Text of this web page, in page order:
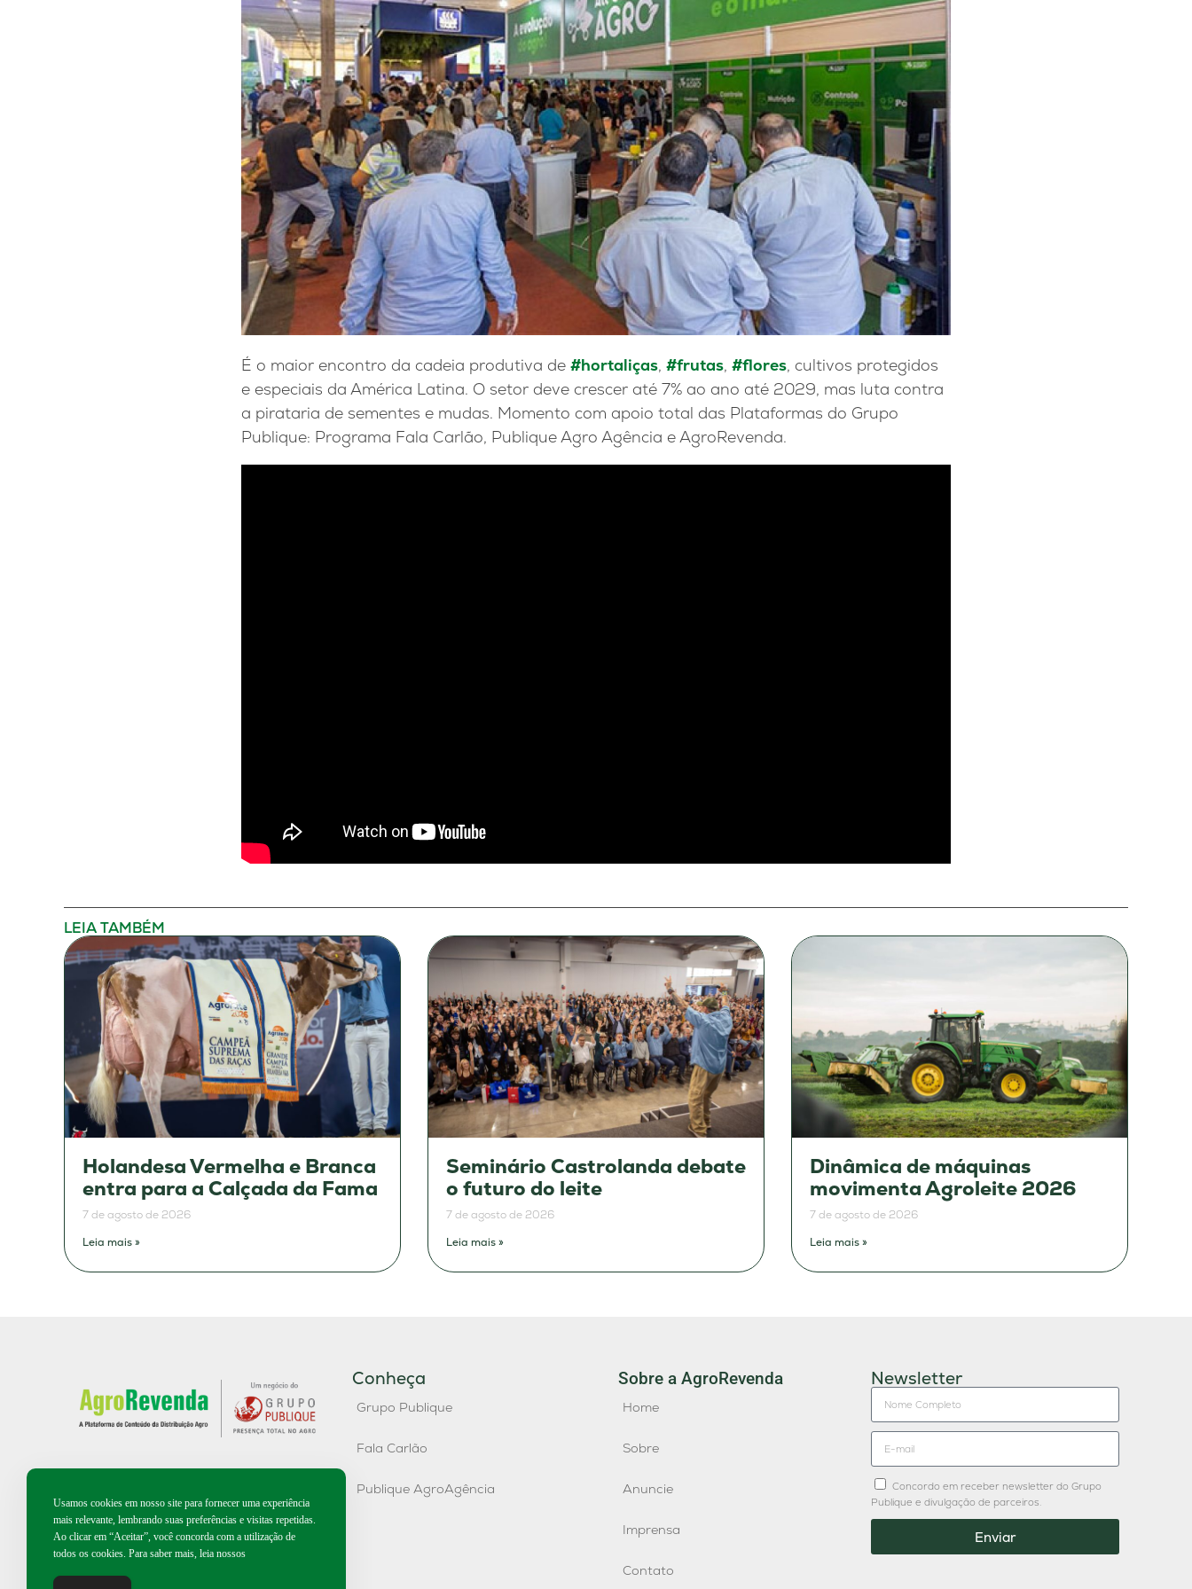
É o maior encontro da cadeia produtiva de #hortaliças, #frutas, #flores, cultivos protegidos
e especiais da América Latina. O setor deve crescer até 7% ao ano até 2029, mas luta contra
a pirataria de sementes e mudas. Momento com apoio total das Plataformas do Grupo
Publique: Programa Fala Carlão, Publique Agro Agência e AgroRevenda.
LEIA TAMBÉM
Holandesa Vermelha e Branca
entra para a Calçada da Fama
7 de agosto de 2026
Leia mais »
Seminário Castrolanda debate
o futuro do leite
7 de agosto de 2026
Leia mais »
Dinâmica de máquinas
movimenta Agroleite 2026
7 de agosto de 2026
Leia mais »
Conheça
Grupo Publique
Fala Carlão
Publique AgroAgência
Sobre a AgroRevenda
Home
Sobre
Anuncie
Imprensa
Contato
Newsletter
Concordo em receber newsletter do Grupo
Publique e divulgação de parceiros.
Enviar
Usamos cookies em nosso site para fornecer uma experiência
mais relevante, lembrando suas preferências e visitas repetidas.
Ao clicar em “Aceitar”, você concorda com a utilização de
todos os cookies. Para saber mais, leia nossos